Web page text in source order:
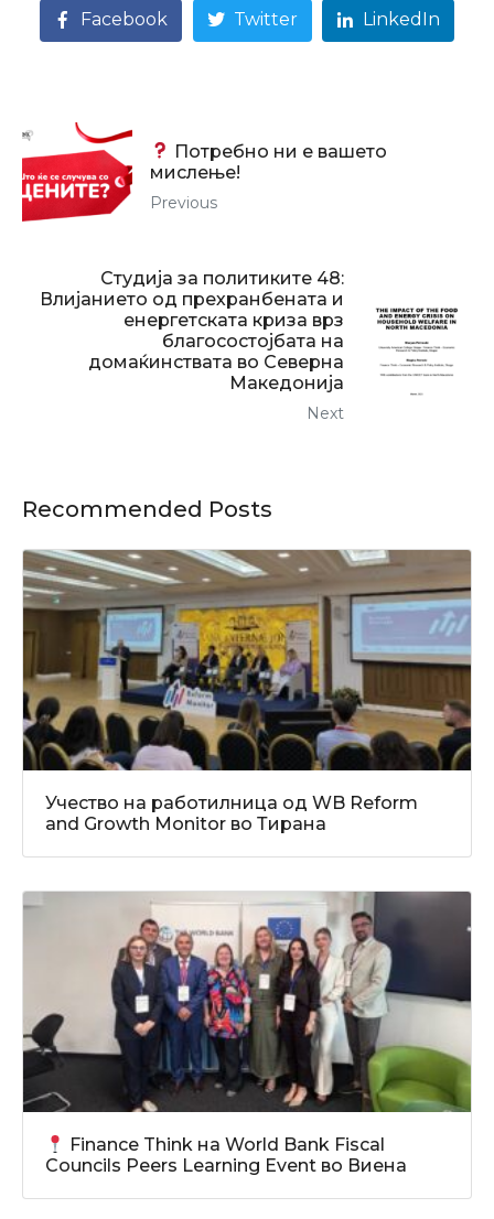
Facebook Twitter LinkedIn
Потребно ни е вашето
мислење!
Previous
Студија за политиките 48:
Влијанието од прехранбената и
енергетската криза врз
благосостојбата на
домаќинствата во Северна
Македонија
Next
Recommended Posts
Учество на работилница од WB Reform
and Growth Monitor во Тирана
Finance Think на World Bank Fiscal
Councils Peers Learning Event во Виена